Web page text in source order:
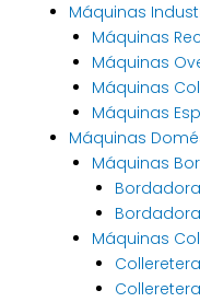
Máquinas
Máquinas
Máquinas
Máquinas
Máquinas
Máquinas
Máquinas
Máquinas